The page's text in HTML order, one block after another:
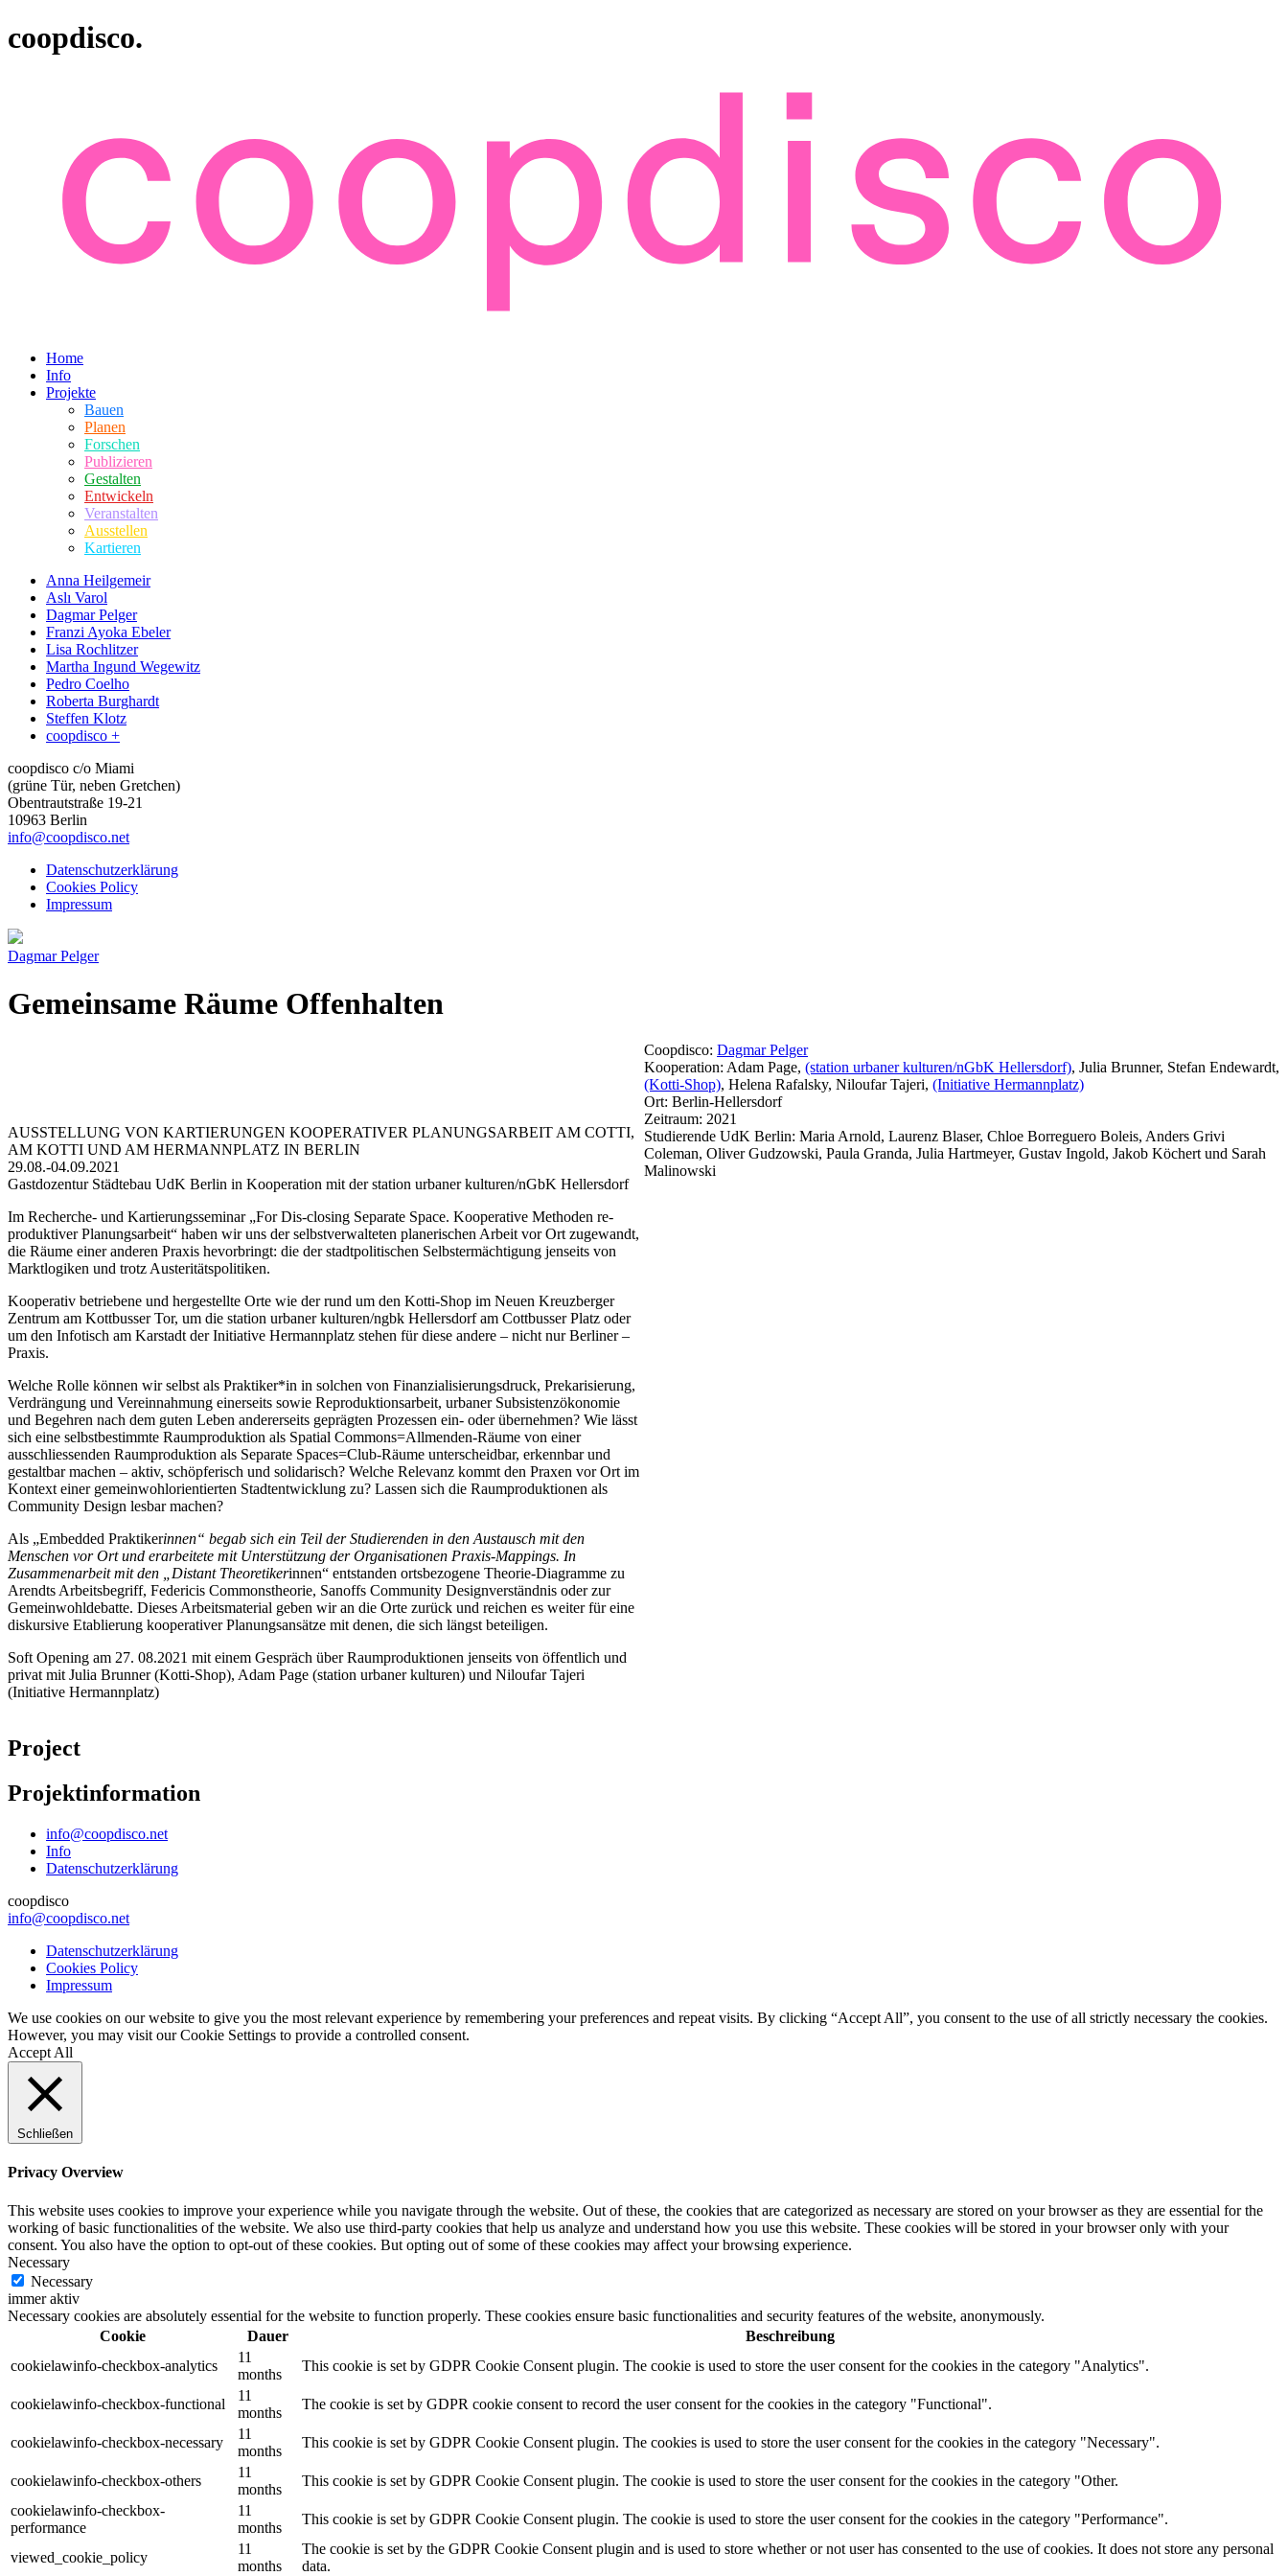
coopdisco.
Home
Info
Projekte
Bauen
Planen
Forschen
Publizieren
Gestalten
Entwickeln
Veranstalten
Ausstellen
Kartieren
Anna Heilgemeir
Aslı Varol
Dagmar Pelger
Franzi Ayoka Ebeler
Lisa Rochlitzer
Martha Ingund Wegewitz
Pedro Coelho
Roberta Burghardt
Steffen Klotz
coopdisco +
coopdisco c/o Miami
(grüne Tür, neben Gretchen)
Obentrautstraße 19-21
10963 Berlin
info@coopdisco.net
Datenschutzerklärung
Cookies Policy
Impressum
Dagmar Pelger
Gemeinsame Räume Offenhalten
AUSSTELLUNG VON KARTIERUNGEN KOOPERATIVER PLANUNGSARBEIT AM COTTI,
AM KOTTI UND AM HERMANNPLATZ IN BERLIN
29.08.-04.09.2021
Gastdozentur Städtebau UdK Berlin in Kooperation mit der station urbaner kulturen/nGbK Hellersdorf
Im Recherche- und Kartierungsseminar „For Dis-closing Separate Space. Kooperative Methoden re-
produktiver Planungsarbeit“ haben wir uns der selbstverwalteten planerischen Arbeit vor Ort zugewandt,
die Räume einer anderen Praxis hevorbringt: die der stadtpolitischen Selbstermächtigung jenseits von
Marktlogiken und trotz Austeritätspolitiken.
Kooperativ betriebene und hergestellte Orte wie der rund um den Kotti-Shop im Neuen Kreuzberger
Zentrum am Kottbusser Tor, um die station urbaner kulturen/ngbk Hellersdorf am Cottbusser Platz oder
um den Infotisch am Karstadt der Initiative Hermannplatz stehen für diese andere – nicht nur Berliner –
Praxis.
Welche Rolle können wir selbst als Praktiker*in in solchen von Finanzialisierungsdruck, Prekarisierung,
Verdrängung und Vereinnahmung einerseits sowie Reproduktionsarbeit, urbaner Subsistenzökonomie
und Begehren nach dem guten Leben andererseits geprägten Prozessen ein- oder übernehmen? Wie lässt
sich eine selbstbestimmte Raumproduktion als Spatial Commons=Allmenden-Räume von einer
ausschliessenden Raumproduktion als Separate Spaces=Club-Räume unterscheidbar, erkennbar und
gestaltbar machen – aktiv, schöpferisch und solidarisch? Welche Relevanz kommt den Praxen vor Ort im
Kontext einer gemeinwohlorientierten Stadtentwicklung zu? Lassen sich die Raumproduktionen als
Community Design lesbar machen?
Als „Embedded Praktikerinnen“ begab sich ein Teil der Studierenden in den Austausch mit den
Menschen vor Ort und erarbeitete mit Unterstützung der Organisationen Praxis-Mappings. In
Zusammenarbeit mit den „Distant Theoretikerinnen“ entstanden ortsbezogene Theorie-Diagramme zu
Arendts Arbeitsbegriff, Federicis Commonstheorie, Sanoffs Community Designverständnis oder zur
Gemeinwohldebatte. Dieses Arbeitsmaterial geben wir an die Orte zurück und reichen es weiter für eine
diskursive Etablierung kooperativer Planungsansätze mit denen, die sich längst beteiligen.
Soft Opening am 27. 08.2021 mit einem Gespräch über Raumproduktionen jenseits von öffentlich und
privat mit Julia Brunner (Kotti-Shop), Adam Page (station urbaner kulturen) und Niloufar Tajeri
(Initiative Hermannplatz)
Coopdisco: Dagmar Pelger
Kooperation: Adam Page, (station urbaner kulturen/nGbK Hellersdorf), Julia Brunner, Stefan Endewardt,
(Kotti-Shop), Helena Rafalsky, Niloufar Tajeri, (Initiative Hermannplatz)
Ort: Berlin-Hellersdorf
Zeitraum: 2021
Studierende UdK Berlin: Maria Arnold, Laurenz Blaser, Chloe Borreguero Boleis, Anders Grivi
Coleman, Oliver Gudzowski, Paula Granda, Julia Hartmeyer, Gustav Ingold, Jakob Köchert und Sarah
Malinowski
Project
Projektinformation
info@coopdisco.net
Info
Datenschutzerklärung
coopdisco
info@coopdisco.net
Datenschutzerklärung
Cookies Policy
Impressum
We use cookies on our website to give you the most relevant experience by remembering your preferences and repeat visits. By clicking “Accept All”, you consent to the use of all strictly necessary the cookies.
However, you may visit our Cookie Settings to provide a controlled consent.
Accept All
Schließen
Privacy Overview
This website uses cookies to improve your experience while you navigate through the website. Out of these, the cookies that are categorized as necessary are stored on your browser as they are essential for the
working of basic functionalities of the website. We also use third-party cookies that help us analyze and understand how you use this website. These cookies will be stored in your browser only with your
consent. You also have the option to opt-out of these cookies. But opting out of some of these cookies may affect your browsing experience.
Necessary
Necessary
immer aktiv
Necessary cookies are absolutely essential for the website to function properly. These cookies ensure basic functionalities and security features of the website, anonymously.
Cookie
Dauer
Beschreibung
cookielawinfo-checkbox-analytics
11
months
This cookie is set by GDPR Cookie Consent plugin. The cookie is used to store the user consent for the cookies in the category "Analytics".
cookielawinfo-checkbox-functional
11
months
The cookie is set by GDPR cookie consent to record the user consent for the cookies in the category "Functional".
cookielawinfo-checkbox-necessary
11
months
This cookie is set by GDPR Cookie Consent plugin. The cookies is used to store the user consent for the cookies in the category "Necessary".
cookielawinfo-checkbox-others
11
months
This cookie is set by GDPR Cookie Consent plugin. The cookie is used to store the user consent for the cookies in the category "Other.
cookielawinfo-checkbox-
performance
11
months
This cookie is set by GDPR Cookie Consent plugin. The cookie is used to store the user consent for the cookies in the category "Performance".
viewed_cookie_policy
11
months
The cookie is set by the GDPR Cookie Consent plugin and is used to store whether or not user has consented to the use of cookies. It does not store any personal
data.